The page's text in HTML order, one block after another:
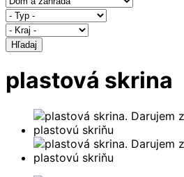
Hľadaj
plastová skrina